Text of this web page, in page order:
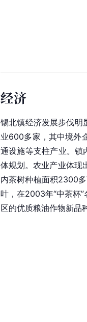
经济
锡北镇经济发展步伐
业600多家，其中境外
通设施等支柱产业。镇
体规划。农业产业体现
内茶树种植面积2300
叶，在2003年“中茶杯
区的优质粮油作物新品